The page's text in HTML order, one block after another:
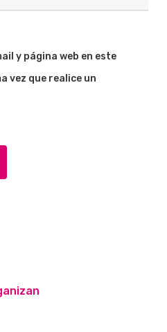
y página web en este
vez que realice un